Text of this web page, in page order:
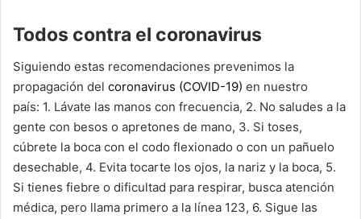
Todos contra el coronavirus
Siguiendo estas recomendaciones prevenimos la
propagación del coronavirus (COVID-19) en nuestro
país: 1. Lávate las manos con frecuencia, 2. No saludes a la
gente con besos o apretones de mano, 3. Si toses,
cúbrete la boca con el codo flexionado o con un pañuelo
desechable, 4. Evita tocarte los ojos, la nariz y la boca, 5.
Si tienes fiebre o dificultad para respirar, busca atención
médica, pero llama primero a la línea 123, 6. Sigue las